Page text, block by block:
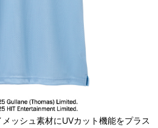
ッシュ素材にUVカット機能をプラス